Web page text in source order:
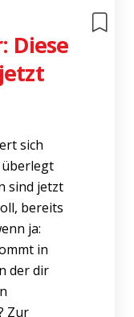
Diese
sich
überlegt
sind jetzt
bereits
ja:
in
der dir
Zur